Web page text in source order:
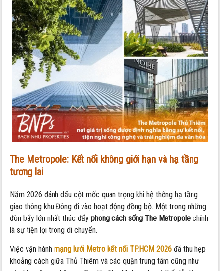
The Metropole: Kết nối không giới hạn và hạ tầng
tương lai
Năm 2026 đánh dấu cột mốc quan trọng khi hệ thống hạ tầng
giao thông khu Đông đi vào hoạt động đồng bộ. Một trong những
đòn bẩy lớn nhất thúc đẩyphong cách sống The Metropole chính
là sự tiện lợi trong di chuyển.
Việc vận hànhmạng lưới Metro kết nối TP.HCM 2026 đã thu hẹp
khoảng cách giữa Thủ Thiêm và các quận trung tâm cũng như